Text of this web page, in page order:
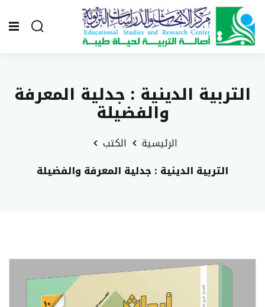
التربية الدينية : جدلية المعرفة
والفضيلة
الرئيسية
الكتب
التربية الدينية : جدلية المعرفة والفضيلة